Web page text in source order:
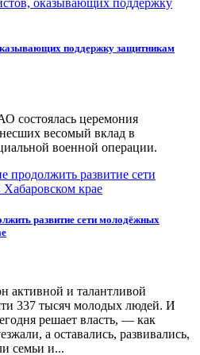
поддержку защитникам
состоялась церемония
весомый вклад в
военной операции.
развитие сети молодёжных
активной и талантливой
337 тысяч молодых людей. И
решает власть, — как
а оставались, развивались,
семьи и...